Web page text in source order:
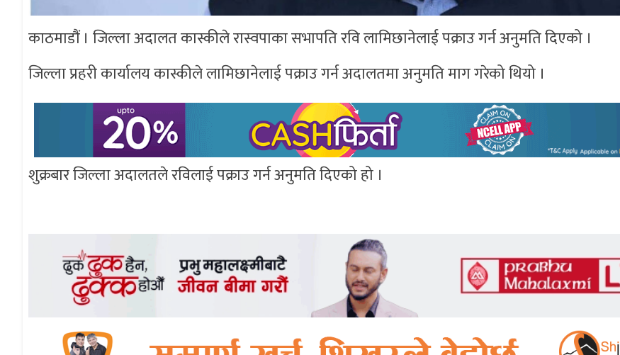
काठमाडौं । जिल्ला अदालत कास्कीले रास्वपाका सभापति रवि लामिछानेलाई पक्राउ गर्न अनुमति दिएको ।
जिल्ला प्रहरी कार्यालय कास्कीले लामिछानेलाई पक्राउ गर्न अदालतमा अनुमति माग गरेको थियो ।
शुक्रबार जिल्ला अदालतले रविलाई पक्राउ गर्न अनुमति दिएको हो ।